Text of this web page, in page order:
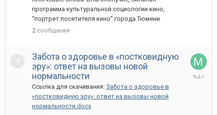
программа культуральной социологии кино,
“портрет посетителя кино” города Тюмени
2 сообщения
Забота о здоровье в «постковидную
эру»: ответ на вызовы новой
нормальности
Ссылка для скачивания: Забота о здоровье в
«постковидную эру»: ответ на вызовы новой
нормальности.docx
27